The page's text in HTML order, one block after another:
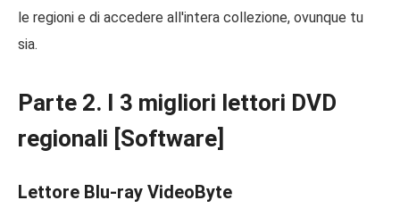
le regioni e di accedere all'intera collezione, ovunque tu
sia.
Parte 2. I 3 migliori lettori DVD
regionali [Software]
Lettore Blu-ray VideoByte